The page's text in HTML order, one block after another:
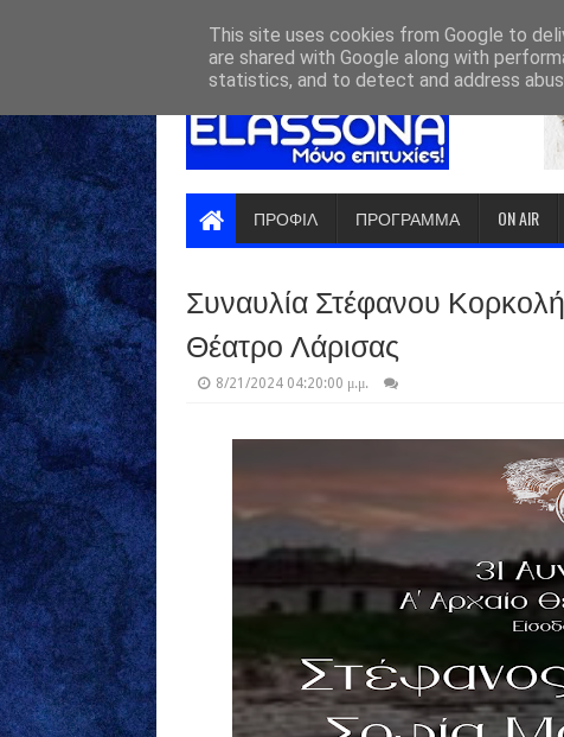
ΠΡΟΦΙΛ ΠΡΟΓΡΑΜΜΑ ON AIR
Συναυλία Στέφανου
Θέατρο Λάρισας
8/21/2024 04:20:00 μ.μ.
This site uses cookies from Google to
are shared with Google along with
statistics, and to detect and address